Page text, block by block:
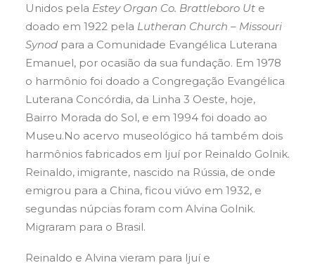
Unidos pela Estey Organ Co. Brattleboro Ut e
doado em 1922 pela Lutheran Church – Missouri
Synod para a Comunidade Evangélica Luterana
Emanuel, por ocasião da sua fundação. Em 1978
o harmônio foi doado a Congregação Evangélica
Luterana Concórdia, da Linha 3 Oeste, hoje,
Bairro Morada do Sol, e em 1994 foi doado ao
Museu.No acervo museológico há também dois
harmônios fabricados em Ijuí por Reinaldo Golnik.
Reinaldo, imigrante, nascido na Rússia, de onde
emigrou para a China, ficou viúvo em 1932, e
segundas núpcias foram com Alvina Golnik.
Migraram para o Brasil.
Reinaldo e Alvina vieram para Ijuí e